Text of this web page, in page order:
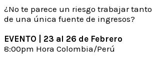
¿No te parece un riesgo trabajar
de una única fuente de ingresos?
EVENTO | 23 al 26 de Febrero
8:00pm Hora Colombia/Perú